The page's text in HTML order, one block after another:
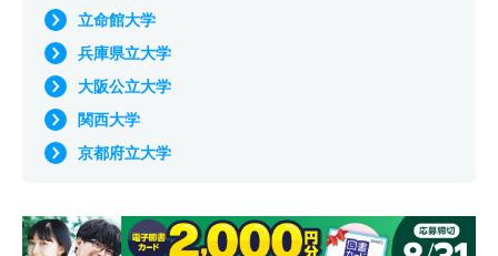
立命館大学
兵庫県立大学
大阪公立大学
関西大学
京都府立大学